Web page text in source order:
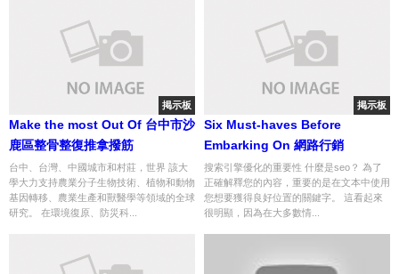
掲示板
Make the most Out Of 台中市沙
鹿區整骨整復推拿撥筋
台中、台灣、中國城市和村莊，世界 該大
學大力支持農業分子生物技術、植物和動物
基因轉移、農業生產和獸醫學等領域的全球
研究。 在環境復原、防災科...
掲示板
Six Must-haves Before
Embarking On 網路行銷
搜索引擎優化的重要性 什麼是seo？ 為了
正確解釋您的內容，重要的是在文本中使用
您想要獲得良好位置的關鍵字。 這看起來
很明顯，因為在大多數情...